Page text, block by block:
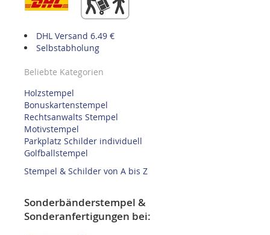
DHL Versand 6.49 €
Selbstabholung
Beliebte Kategorien
Holzstempel
Bonuskartenstempel
Rechtsanwalts Stempel
Motivstempel
Parkplatz Schilder individuell
Golfballstempel
Stempel & Schilder von A bis Z
Sonderbänderstempel &
Sonderanfertigungen bei: